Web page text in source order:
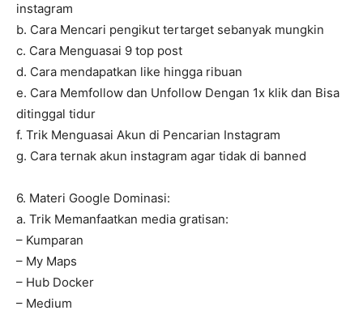
instagram
b. Cara Mencari pengikut tertarget sebanyak mungkin
c. Cara Menguasai 9 top post
d. Cara mendapatkan like hingga ribuan
e. Cara Memfollow dan Unfollow Dengan 1x klik dan Bisa
ditinggal tidur
f. Trik Menguasai Akun di Pencarian Instagram
g. Cara ternak akun instagram agar tidak di banned
6. Materi Google Dominasi:
a. Trik Memanfaatkan media gratisan:
– Kumparan
– My Maps
– Hub Docker
– Medium